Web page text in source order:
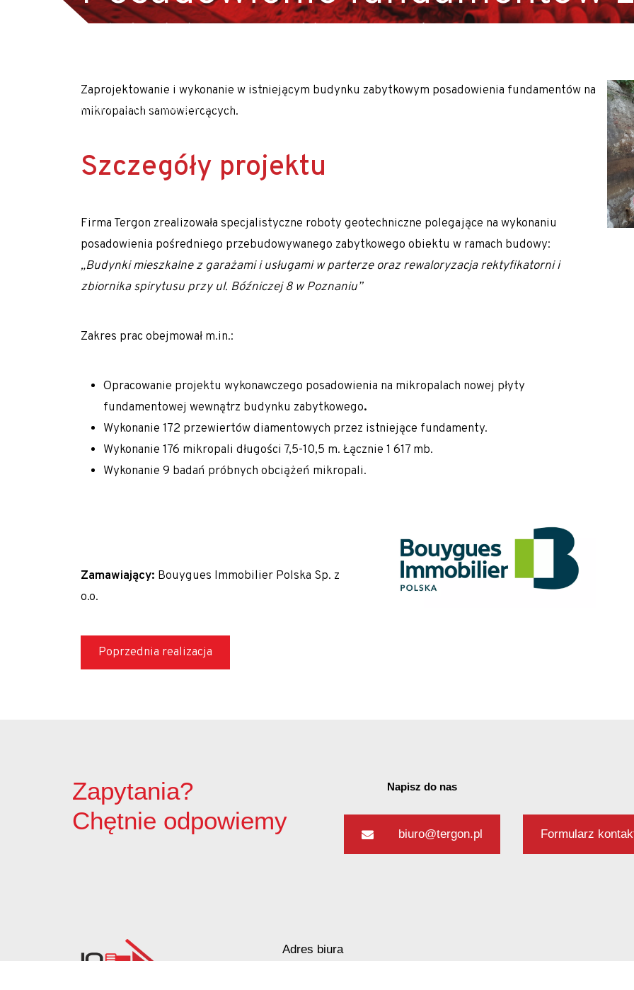
Mechanik / serwisant (K/M)
Młodszy Inżynier Budowy (K/M)
Specjalista ds. kosztorysowania i wycen (K/M)
Operator palownicy (K/M)
Park maszynowy
Specjaliści w dziedzinie geotechniki
Polityka prywatności
Realizujemy zlecenia na terenie całego kraju
Realizacje z zakresu geotechniki
Specjalista / Specjalistka ds. ofertowania
Kolumny jet-grouting
Mikropale
Kotwy gruntowe
Mury oporowe – trwała stabilizacja skarp i nasypów
Palisady – stabilizacja wykopów w trudnych warunkach gruntowych
Zabezpieczenie skarp i zboczy
Dreny
Realizujemy prace geotechniczne na terenie całej Polski oraz Europy m.in. Słowacji, Czech, Austrii i
Zaprojektowanie i wykonanie w istniejącym budynku zabytkowym posadowienia fundamentów na
mikropalach samowiercących.
Szczegóły projektu
Firma Tergon zrealizowała specjalistyczne roboty geotechniczne polegające na wykonaniu
posadowienia pośredniego przebudowywanego zabytkowego obiektu w ramach budowy:
„Budynki mieszkalne z garażami i usługami w parterze oraz rewaloryzacja rektyfikatorni i
zbiornika spirytusu przy ul. Bóźniczej 8 w Poznaniu”
Zakres prac obejmował m.in.:
Opracowanie projektu wykonawczego posadowienia na mikropalach nowej płyty
fundamentowej wewnątrz budynku zabytkowego.
Wykonanie 172 przewiertów diamentowych przez istniejące fundamenty.
Wykonanie 176 mikropali długości 7,5-10,5 m. Łącznie 1 617 mb.
Wykonanie 9 badań próbnych obciążeń mikropali.
Zamawiający: Bouygues Immobilier Polska Sp. z
o.o.
Poprzednia realizacja
Zapytania?
Chętnie odpowiemy
Napisz do nas
biuro@tergon.pl Formularz
Adres biura